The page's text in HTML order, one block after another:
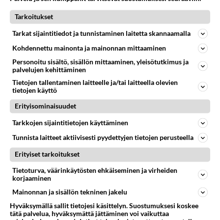
Mitä uskot hänen ajattelevan sinusta?
😇
780
Miia Heikkinen avautui !
04.08.2026 04:27
Judo
75
767
Voiko meidän välit
Koskaan parantua tästä?
05.08.2026 05:34
Ikävä
65
746
Mitä töitä kaivattusi on tehnyt?
05.08.2026 13:25
Ikävä
59
735
Näin tekisi ainakin Rydman seuratessaan idolinsa Trumpin mallia https://www.is.fi/politiikka/art-2000012187244.html
Tarkoitukset
Tarkat sijaintitiedot ja tunnistaminen laitetta skannaamalla
Kohdennettu mainonta ja mainonnan mittaaminen
Personoitu sisältö, sisällön mittaaminen, yleisötutkimus ja
palvelujen kehittäminen
Tietojen tallentaminen laitteelle ja/tai laitteella olevien
tietojen käyttö
Erityisominaisuudet
Tarkkojen sijaintitietojen käyttäminen
Tunnista laitteet aktiivisesti pyydettyjen tietojen perusteella
Erityiset tarkoitukset
Tietoturva, väärinkäytösten ehkäiseminen ja virheiden
korjaaminen
Mainonnan ja sisällön tekninen jakelu
Hyväksymällä sallit tietojesi käsittelyn. Suostumuksesi koskee
tätä palvelua, hyväksymättä jättäminen voi vaikuttaa